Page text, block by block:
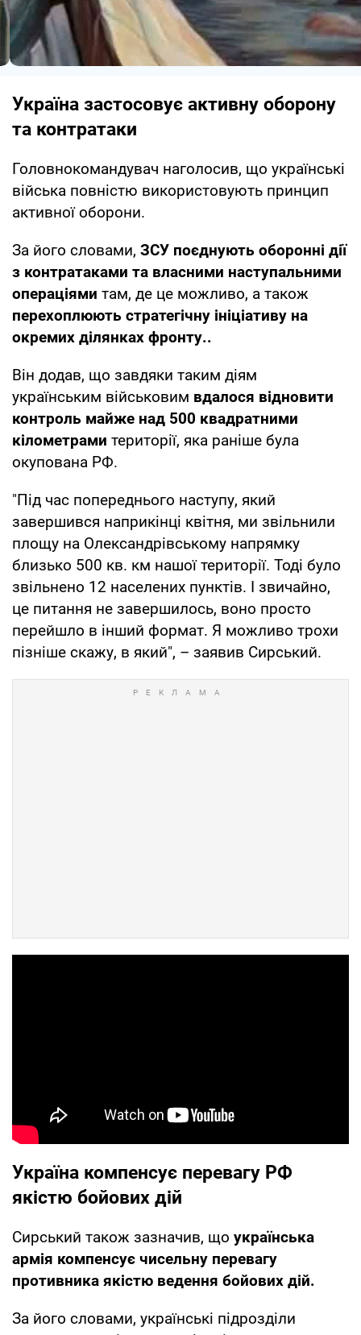
Україна застосовує активну оборону
та контратаки
Головнокомандувач наголосив, що українські
війська повністю використовують принцип
активної оборони.
За його словами, ЗСУ поєднують оборонні дії
з контратаками та власними наступальними
операціями там, де це можливо, а також
перехоплюють стратегічну ініціативу на
окремих ділянках фронту..
Він додав, що завдяки таким діям
українським військовим вдалося відновити
контроль майже над 500 квадратними
кілометрами території, яка раніше була
окупована РФ.
"Під час попереднього наступу, який
завершився наприкінці квітня, ми звільнили
площу на Олександрівському напрямку
близько 500 кв. км нашої території. Тоді було
звільнено 12 населених пунктів. І звичайно,
це питання не завершилось, воно просто
перейшло в інший формат. Я можливо трохи
пізніше скажу, в який", – заявив Сирський.
Україна компенсує перевагу РФ
якістю бойових дій
Сирський також зазначив, що українська
армія компенсує чисельну перевагу
противника якістю ведення бойових дій.
За його словами, українські підрозділи